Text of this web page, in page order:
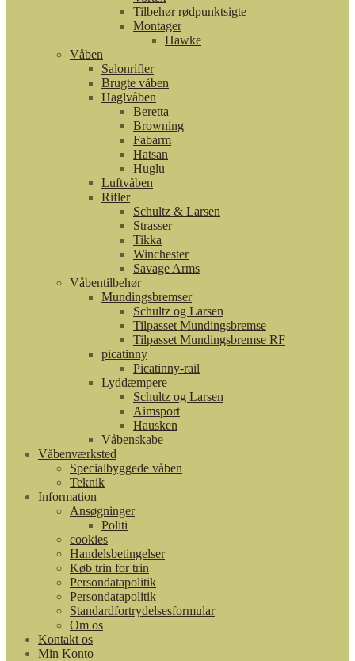
Tilbehør rødpunktsigte
Montager
Hawke
Våben
Salonrifler
Brugte våben
Haglvåben
Beretta
Browning
Fabarm
Hatsan
Huglu
Luftvåben
Rifler
Schultz & Larsen
Strasser
Tikka
Winchester
Savage Arms
Våbentilbehør
Mundingsbremser
Schultz og Larsen
Tilpasset Mundingsbremse
Tilpasset Mundingsbremse RF
picatinny
Picatinny-rail
Lyddæmpere
Schultz og Larsen
Aimsport
Hausken
Våbenskabe
Våbenværksted
Specialbyggede våben
Teknik
Information
Ansøgninger
Politi
cookies
Handelsbetingelser
Køb trin for trin
Persondatapolitik
Persondatapolitik
Standardfortrydelsesformular
Om os
Kontakt os
Min Konto